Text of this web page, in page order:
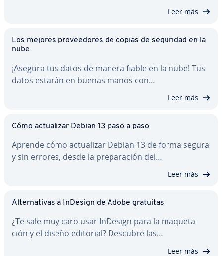
Leer más
Los mejores pro­vee­do­res de copias de seguridad en la
nube
¡Asegura tus datos de manera fiable en la nube! Tus
datos estarán en buenas manos con…
Leer más
Cómo ac­tua­li­zar Debian 13 paso a paso
Aprende cómo ac­tua­li­zar Debian 13 de forma segura
y sin errores, desde la pre­pa­ra­ción del…
Leer más
Al­te­r­na­ti­vas a InDesign de Adobe gratuitas
¿Te sale muy caro usar InDesign para la ma­que­ta­
ción y el diseño editorial? Descubre las…
Leer más